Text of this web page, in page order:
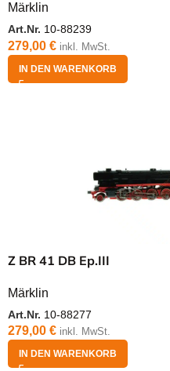
Märklin
Art.Nr. 10-88239
279,00 € inkl. MwSt.
IN DEN WARENKORB
Z BR 41 DB Ep.III
Märklin
Art.Nr. 10-88277
279,00 € inkl. MwSt.
IN DEN WARENKORB